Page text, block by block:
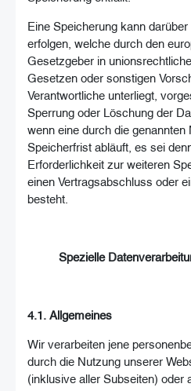
Eine Speicherung kann
erfolgen, welche durch den
Gesetzgeber in
Gesetzen oder sonstigen
Verantwortliche unterliegt,
Sperrung oder Löschung der
wenn eine durch die genannten
Speicherfrist abläuft, es sei
Erforderlichkeit zur weiteren
einen Vertragsabschluss oder
besteht.
Spezielle
4.1. Allgemeines
Wir verarbeiten jene
durch die Nutzung unserer
(inklusive aller Subseiten) oder